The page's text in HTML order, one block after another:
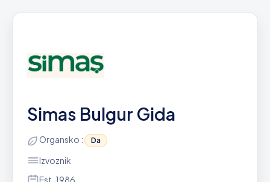
Simas Bulgur Gida
Organsko : Da
Izvoznik
Est. 1986